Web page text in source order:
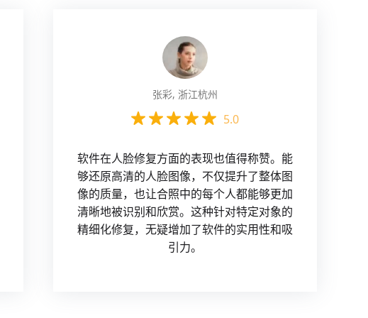
张彩, 浙江杭州
5.0
软件在人脸修复方面的表现也值得称赞。能
够还原高清的人脸图像，不仅提升了整体图
像的质量，也让合照中的每个人都能够更加
清晰地被识别和欣赏。这种针对特定对象的
精细化修复，无疑增加了软件的实用性和吸
引力。